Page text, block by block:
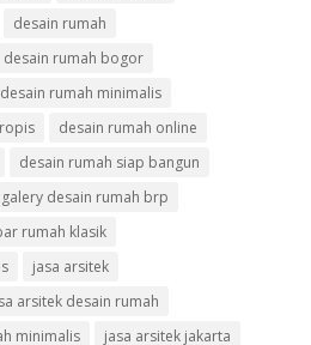
desain rumah
desain rumah bogor
desain rumah minimalis
desain rumah online
desain rumah siap bangun
galery desain rumah brp
rumah klasik
jasa arsitek
arsitek desain rumah
minimalis
jasa arsitek jakarta